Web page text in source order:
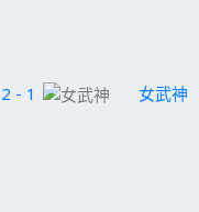
2 - 1 女武神